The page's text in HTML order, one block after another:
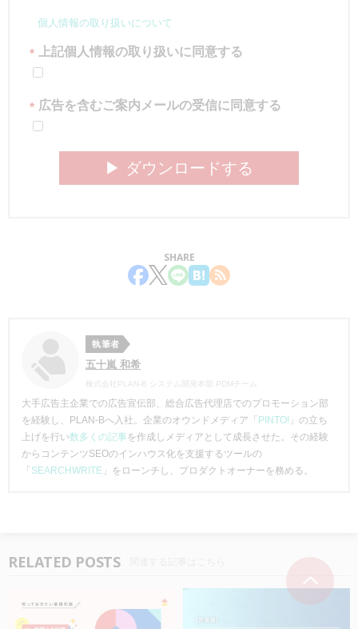
個人情報の取り扱いについて
* 上記個人情報の取り扱いに同意する
* 広告を含むご案内メールの受信に同意する
▶︎ ダウンロードする
SHARE
執筆者
五十嵐 和希
株式会社PLAN-B システム開発本部 PDMチーム
大手広告主企業での広告宣伝部、総合広告代理店でのプロモーション部
を経験し、PLAN-Bへ入社。企業のオウンドメディア「PINTO! 」の立ち
上げを行い数多くの記事を作成しメディアとして成長させた。その経験
からコンテンツSEOのインハウス化を支援するツールの
「SEARCHWRITE 」をローンチし、プロダクトオーナーを務める。
RELATED POSTS